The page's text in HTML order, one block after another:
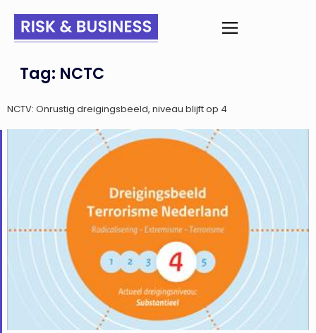
Tag: NCTC
NCTV: Onrustig dreigingsbeeld, niveau blijft op 4